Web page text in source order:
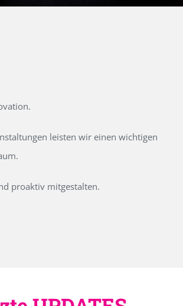
leisten wir einen wichtigen
proaktiv mitgestalten.